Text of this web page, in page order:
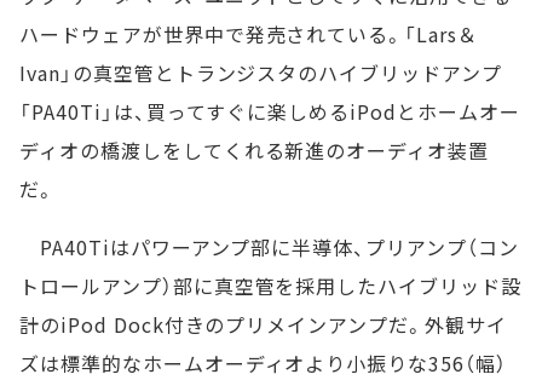
ハードウェアが世界中で発売されている。「Lars＆
Ivan」の真空管とトランジスタのハイブリッドアンプ
「PA40Ti」は、買ってすぐに楽しめるiPodとホームオー
ディオの橋渡しをしてくれる新進のオーディオ装置
だ。
PA40Tiはパワーアンプ部に半導体、プリアンプ（コン
トロールアンプ）部に真空管を採用したハイブリッド設
計のiPod Dock付きのプリメインアンプだ。外観サイ
ズは標準的なホームオーディオより小振りな356（幅）